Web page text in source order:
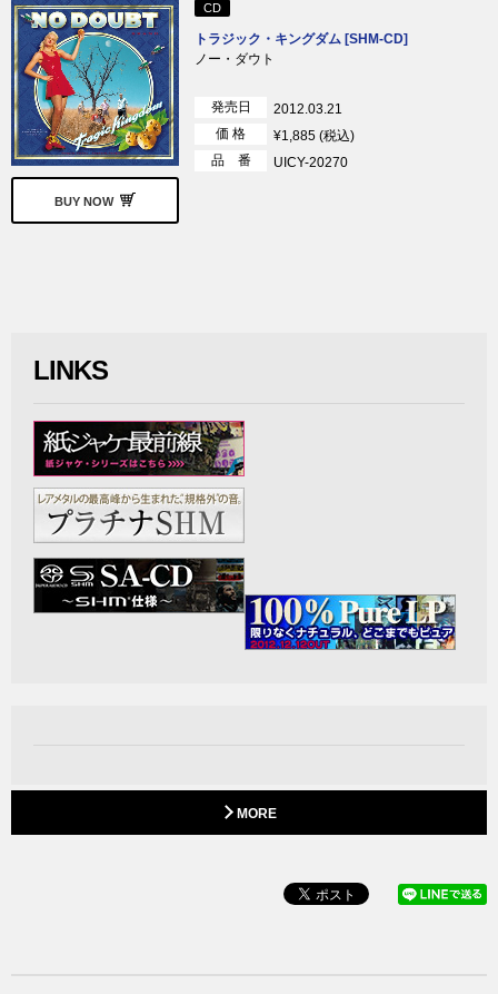
BUY NOW
CD
トラジック・キングダム [SHM-CD]
ノー・ダウト
発売日
2012.03.21
価 格
¥1,885 (税込)
品 番
UICY-20270
LINKS
MORE